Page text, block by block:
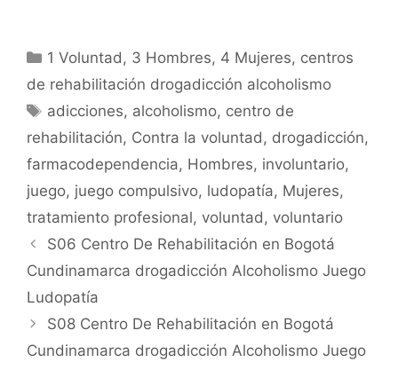
e
b
o
o
k
er l
s
A
p
p
p
ar
tir
Categorías
1 Voluntad, 3 Hombres, 4 Mujeres, centros
de rehabilitación drogadicción alcoholismo
Etiquetas
adicciones, alcoholismo, centro de
rehabilitación, Contra la voluntad, drogadicción,
farmacodependencia, Hombres, involuntario,
juego, juego compulsivo, ludopatía, Mujeres,
tratamiento profesional, voluntad, voluntario
S06 Centro De Rehabilitación en Bogotá
Cundinamarca drogadicción Alcoholismo Juego
Ludopatía
S08 Centro De Rehabilitación en Bogotá
Cundinamarca drogadicción Alcoholismo Juego